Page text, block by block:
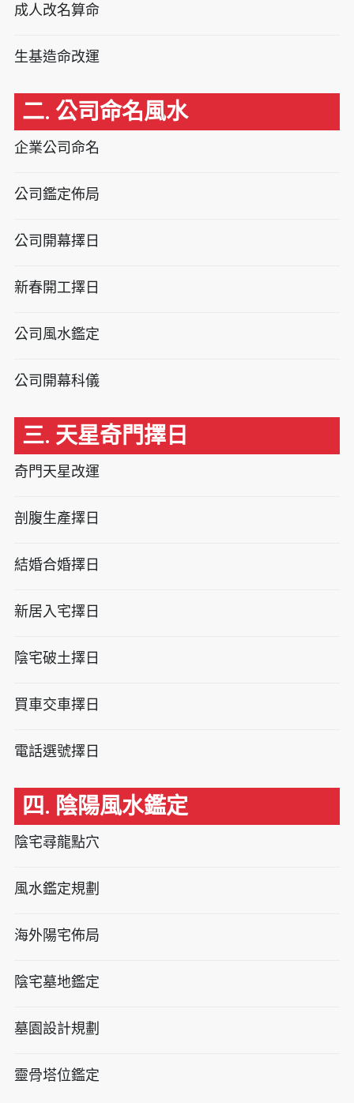
成人改名算命
生基造命改運
二. 公司命名風水
企業公司命名
公司鑑定佈局
公司開幕擇日
新春開工擇日
公司風水鑑定
公司開幕科儀
三. 天星奇門擇日
奇門天星改運
剖腹生產擇日
結婚合婚擇日
新居入宅擇日
陰宅破土擇日
買車交車擇日
電話選號擇日
四. 陰陽風水鑑定
陰宅尋龍點穴
風水鑑定規劃
海外陽宅佈局
陰宅墓地鑑定
墓園設計規劃
靈骨塔位鑑定